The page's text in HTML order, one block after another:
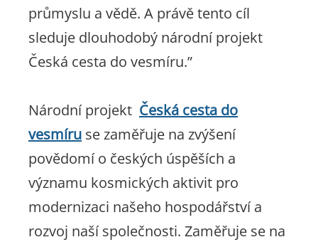
průmyslu a vědě. A právě tento cíl
sleduje dlouhodobý národní projekt
Česká cesta do vesmíru.”
Národní projekt Česká cesta do
vesmíru se zaměřuje na zvýšení
povědomí o českých úspěších a
významu kosmických aktivit pro
modernizaci našeho hospodářství a
rozvoj naší společnosti. Zaměřuje se na